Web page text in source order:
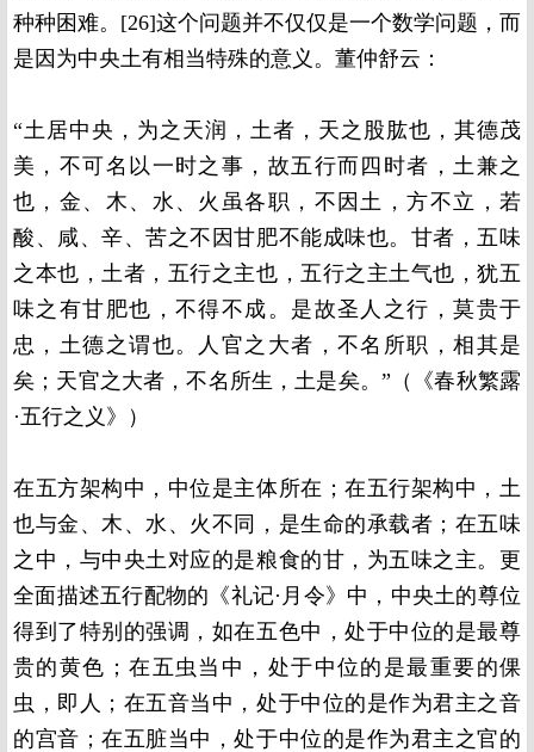
种种困难。[26]这个问题并不仅仅是一个数学问题，而
是因为中央土有相当特殊的意义。董仲舒云：
“土居中央，为之天润，土者，天之股肱也，其德茂
美，不可名以一时之事，故五行而四时者，土兼之
也，金、木、水、火虽各职，不因土，方不立，若
酸、咸、辛、苦之不因甘肥不能成味也。甘者，五味
之本也，土者，五行之主也，五行之主土气也，犹五
味之有甘肥也，不得不成。是故圣人之行，莫贵于
忠，土德之谓也。人官之大者，不名所职，相其是
矣；天官之大者，不名所生，土是矣。”（《春秋繁露
·五行之义》）
在五方架构中，中位是主体所在；在五行架构中，土
也与金、木、水、火不同，是生命的承载者；在五味
之中，与中央土对应的是粮食的甘，为五味之主。更
全面描述五行配物的《礼记·月令》中，中央土的尊位
得到了特别的强调，如在五色中，处于中位的是最尊
贵的黄色；在五虫当中，处于中位的是最重要的倮
虫，即人；在五音当中，处于中位的是作为君主之音
的宫音；在五脏当中，处于中位的是作为君主之官的